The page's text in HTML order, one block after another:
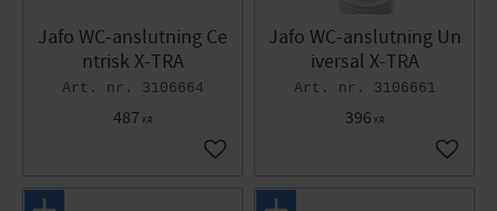
Jafo WC-anslutning Ce
ntrisk X-TRA
3106664
487 KR
Lägg till i favoriter
Jafo WC-anslutning Un
iversal X-TRA
3106661
396 KR
Lägg